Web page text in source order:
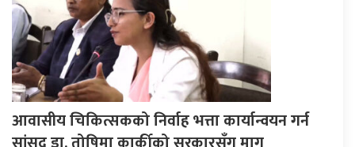
आवासीय चिकित्सकको निर्वाह भत्ता कार्यान्वयन गर्न